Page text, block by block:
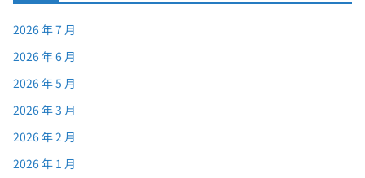
2026 年 7 月
2026 年 6 月
2026 年 5 月
2026 年 3 月
2026 年 2 月
2026 年 1 月